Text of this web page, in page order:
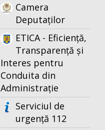
Camera
Deputaților
ETICA - Eficiență,
Transparență și
Interes pentru
Conduita din
Administrație
Serviciul de
urgență 112